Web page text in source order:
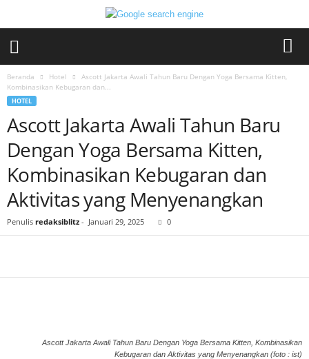
Beranda Hotel
Ascott Jakarta Awali Tahun Baru Dengan Yoga Bersama Kitten,
Kombinasikan Kebugaran dan...
HOTEL
Ascott Jakarta Awali Tahun Baru
Dengan Yoga Bersama Kitten,
Kombinasikan Kebugaran dan
Aktivitas yang Menyenangkan
Penulis redaksiblitz - Januari 29, 2025 0
Ascott Jakarta Awali Tahun Baru Dengan Yoga Bersama Kitten, Kombinasikan
Kebugaran dan Aktivitas yang Menyenangkan (foto : ist)